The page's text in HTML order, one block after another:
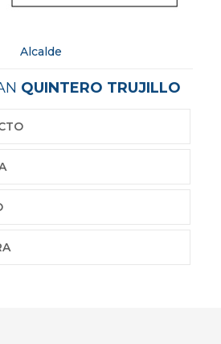
Alcalde
QUINTERO TRUJILLO